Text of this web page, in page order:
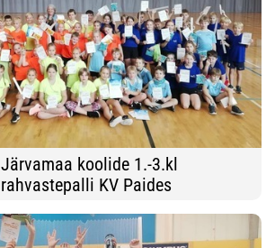
Järvamaa koolide 1.-3.kl
rahvastepalli KV Paides